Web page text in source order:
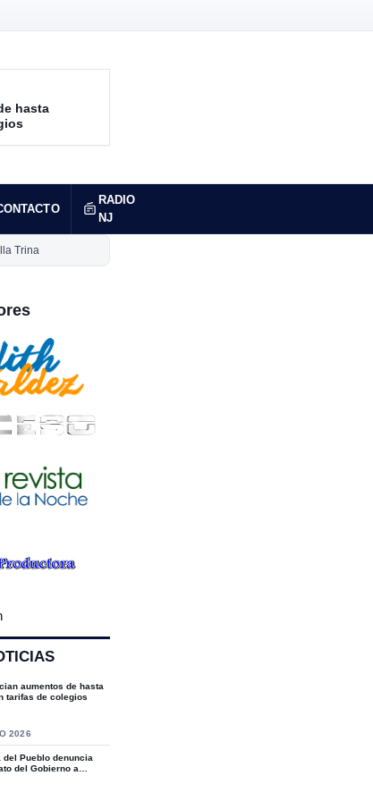
hasta
RADIO
NJ
Trina
aumentos de hasta
tarifas de colegios
2026
del Pueblo denuncia
del Gobierno a